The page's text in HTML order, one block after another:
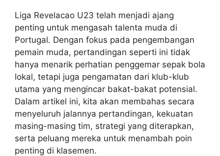
Liga Revelacao U23 telah menjadi ajang
penting untuk mengasah talenta muda di
Portugal. Dengan fokus pada pengembangan
pemain muda, pertandingan seperti ini tidak
hanya menarik perhatian penggemar sepak bola
lokal, tetapi juga pengamatan dari klub-klub
utama yang mengincar bakat-bakat potensial.
Dalam artikel ini, kita akan membahas secara
menyeluruh jalannya pertandingan, kekuatan
masing-masing tim, strategi yang diterapkan,
serta peluang mereka untuk menambah poin
penting di klasemen.